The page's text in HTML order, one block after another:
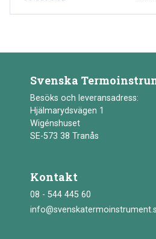
Svenska
Besöks och leveransadress:
Hjälmarydsvägen 1
Wigénshuset
SE-573 38 Tranås
Kontakt
08 - 544 445 60